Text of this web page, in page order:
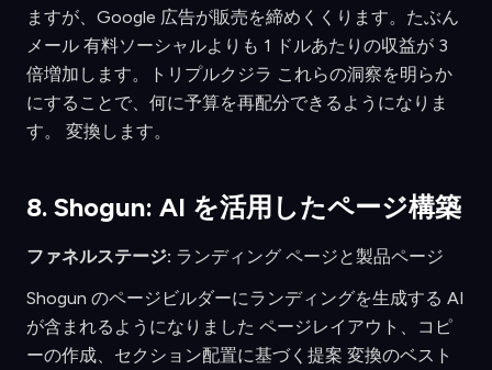
ますが、Google 広告が販売を締めくくります。たぶん
メール 有料ソーシャルよりも 1 ドルあたりの収益が 3
倍増加します。トリプルクジラ これらの洞察を明らか
にすることで、何に予算を再配分できるようになりま
す。 変換します。
8. Shogun: AI を活用したページ構築
ファネルステージ: ランディング ページと製品ページ
Shogun のページビルダーにランディングを生成する AI
が含まれるようになりました ページレイアウト、コピ
ーの作成、セクション配置に基づく提案 変換のベスト